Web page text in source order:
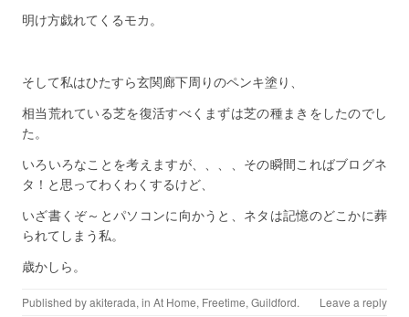
明け方戯れてくるモカ。
そして私はひたすら玄関廊下周りのペンキ塗り、
相当荒れている芝を復活すべくまずは芝の種まきをしたのでし
た。
いろいろなことを考えますが、、、、その瞬間こればブログネ
タ！と思ってわくわくするけど、
いざ書くぞ～とパソコンに向かうと、ネタは記憶のどこかに葬
られてしまう私。
歳かしら。
Published byakiterada, in At Home, Freetime, Guildford. Leave a reply